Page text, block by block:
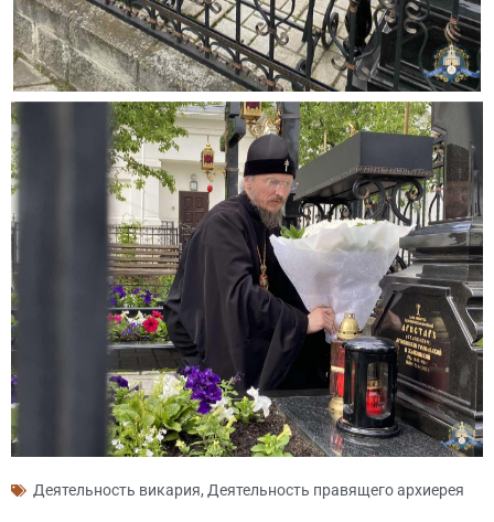
Деятельность викария, Деятельность правящего архиерея